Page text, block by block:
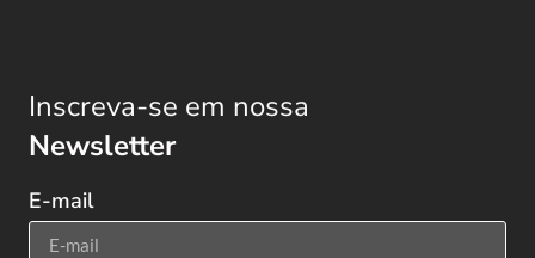
Inscreva-se em nossa
Newsletter
E-mail